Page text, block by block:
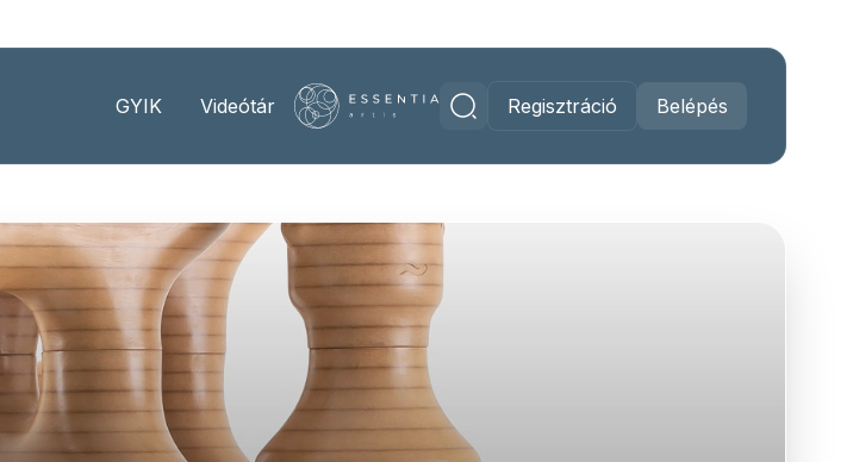
GYIK Videótár Regisztráció Belépés